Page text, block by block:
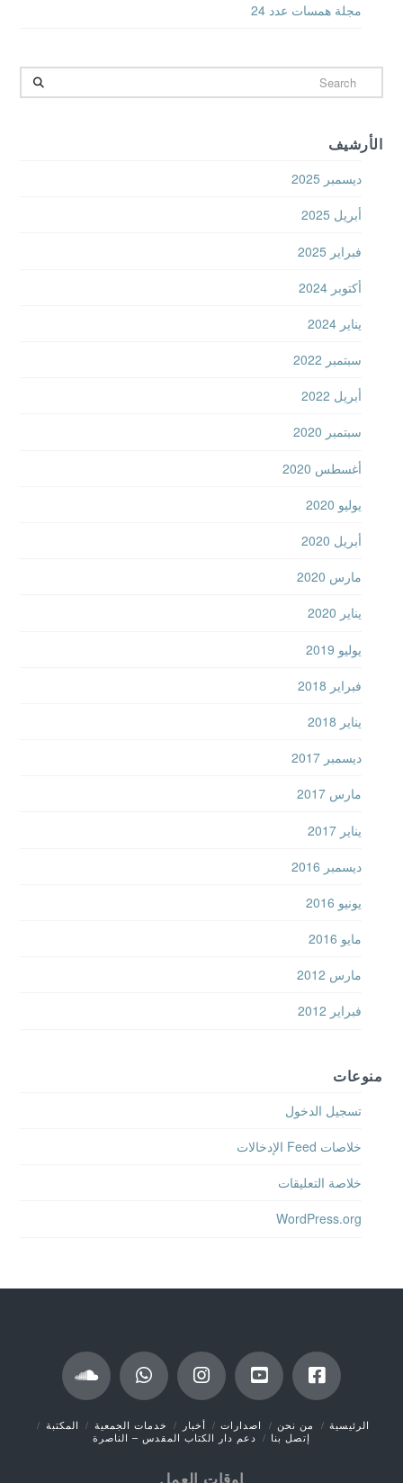
مجلة همسات عدد 24
Search
الأرشيف
ديسمبر 2025
أبريل 2025
فبراير 2025
أكتوبر 2024
يناير 2024
سبتمبر 2022
أبريل 2022
سبتمبر 2020
أغسطس 2020
يوليو 2020
أبريل 2020
مارس 2020
يناير 2020
يوليو 2019
فبراير 2018
يناير 2018
ديسمبر 2017
مارس 2017
يناير 2017
ديسمبر 2016
يونيو 2016
مايو 2016
مارس 2012
فبراير 2012
منوعات
تسجيل الدخول
خلاصات Feed الإدخالات
خلاصة التعليقات
WordPress.org
الرئيسية من نحن اصدارات أخبار خدمات الجمعية
المكتبة
إتصل بنا
دعم دار الكتاب المقدس – الناصرة